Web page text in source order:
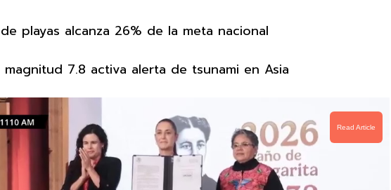
playas alcanza 26% de la meta nacional
magnitud 7.8 activa alerta de tsunami en Asia
Read Article